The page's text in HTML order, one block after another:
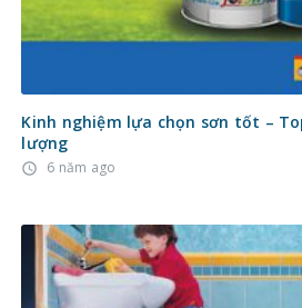
Kinh nghiệm lựa chọn sơn tốt –
lượng
access_time 6 năm ago